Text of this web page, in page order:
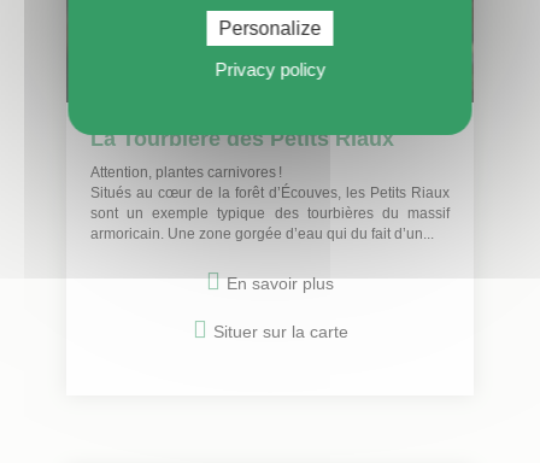
La Tourbière des Petits Riaux
Attention, plantes carnivores !
Situés au cœur de la forêt d’Écouves, les Petits Riaux
sont un exemple typique des tourbières du massif
armoricain. Une zone gorgée d’eau qui du fait d’un...
En savoir plus
Situer sur la carte
Personalize
Privacy policy